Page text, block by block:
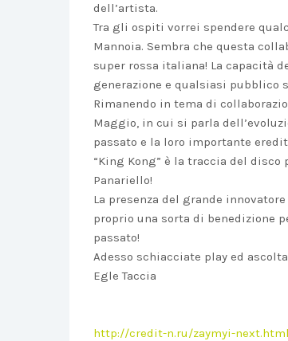
dell’artista.
Tra gli ospiti vorrei spendere
Mannoia. Sembra che questa
super rossa italiana! La capacità
generazione e qualsiasi pubblico
Rimanendo in tema di
Maggio, in cui si parla
passato e la loro importante
“King Kong” è la traccia del
Panariello!
La presenza del grande
proprio una sorta di benedizione
passato!
Adesso schiacciate play ed
Egle Taccia
http://credit-n.ru/zaymyi-next.html